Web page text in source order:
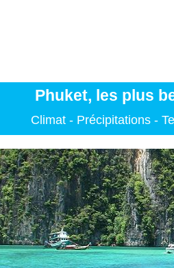
Phuket, les plus
Climat - Précipitations -